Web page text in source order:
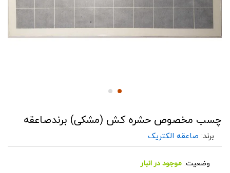
چسب مخصوص حشره کش (مشکی) برندصاعقه
برند: صاعقه الکتریک
وضعیت: موجود در انبار